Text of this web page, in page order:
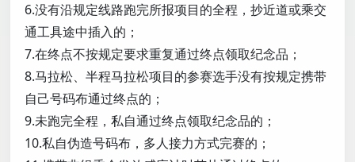
6.没有沿规定线路跑完所报项目的全程，抄近道或乘交
通工具途中插入的；
7.在终点不按规定要求重复通过终点领取纪念品；
8.马拉松、半程马拉松项目的参赛选手没有按规定携带
自己号码布通过终点的；
9.未跑完全程，私自通过终点领取纪念品的；
10.私自伪造号码布，多人接力方式完赛的；